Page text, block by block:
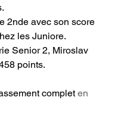
2nde avec son score
les Juniore.
Senior 2, Miroslav
points.
complet en